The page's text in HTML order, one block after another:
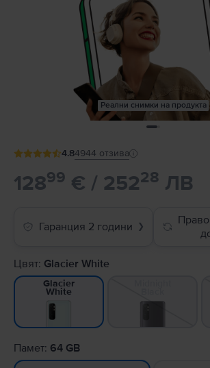
Реални снимки на продукта
4.84944 отзива
12899 € / 25228 ЛВ
Гаранция 2 години ❯
Цвят: Glacier White
Glacier
White
Памет: 64 GB